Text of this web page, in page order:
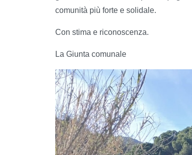
comunità più forte e solidale.
Con stima e riconoscenza.
La Giunta comunale